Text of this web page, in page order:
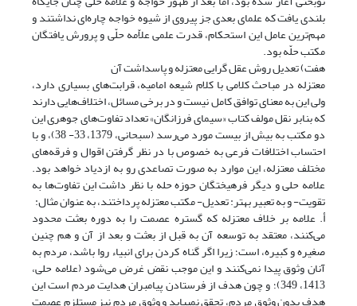
بلندی یافت که علمای بعدی جز پیروی از شیوه خواجه چاره‌ای نداشتند و
مهم‌ترین عامل این استحکام، قدرت علمی علاّمه حلّی و پرورش یافتگان
مکتب حلّه بود.
هفت) تعدیل روش عقل گرایی معتزله و پاسداشت آن
معتزله در مباحث کلامی با کلام شیعه امامیه، قرابت‌های بسیاری دارد،
ولی این به معنای توافق کامل نیست و در برخی مسائل، اختلاف‌هایی دارند
که بنابر نقل مولف کتاب «سیمای فرزانگان» تعداد تفاوت‌‌های جوهری این
دو مکتب به بیش از بیست مورد می‌رسد (سبحانی، 1379، 33- 38)، و با
احتساب اختلافات فرعی به خصوص با در نظر گرفتن اقوال و فرقه‌‌های
مختلف معتزله، این موارد به صورت تصاعدی رو به ازدیاد خواهد بود.
علامه حلی و دیگر فرهیختگان حوزه حله با نظر داشت این تفاوت‌ها به
تقویت- و به تعبیر بهتر: تعدیل- مکتب معتزله پرداختند، به عنوان مثال:
أ. علامه بر خلاف معتزله که گستره عصمت را به دوره بعثت محدود
می‌کنند، معتقد به توسعه آن به قبل از بعثت و بعد از آن و هم چنین
صغیره و کبیره، است؛ زیرا اگر گناه کردن برای انبیاء روا باشد، مردم به
آنان وثوق پیدا نمی‌کنند و این موجب نقض غرض می‌شود (علامه حلی،
1413، 349)؛ و چون هدف از فرستادن پیامبران هدایت مردم است این